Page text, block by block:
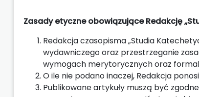
Zasady etyczne obowiązujące Redakcję
Redakcja czasopisma „Studia
wydawniczego oraz przestrzeganie
wymogach merytorycznych oraz
O ile nie podano inaczej, Redakcja
Publikowane artykuły muszą być